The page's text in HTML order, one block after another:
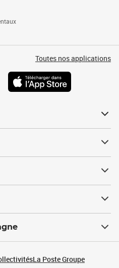
Toutes nos applications
La Poste Groupe